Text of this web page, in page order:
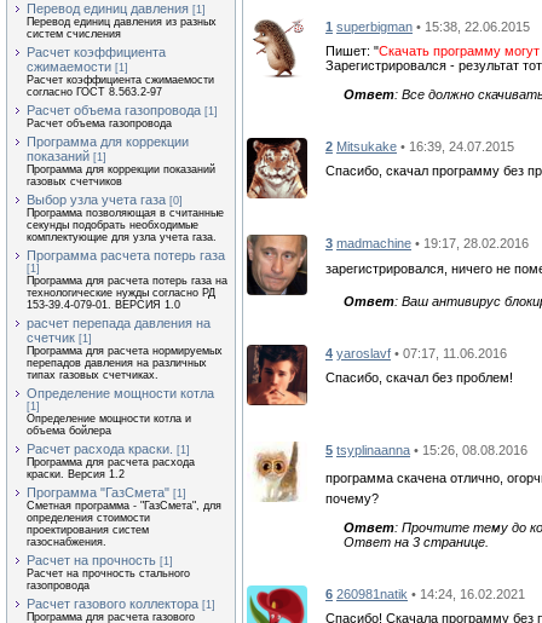
Перевод единиц давления [1]
Перевод единиц давления из разных
систем счисления
Расчет коэффициента
сжимаемости [1]
Расчет коэффициента сжимаемости
согласно ГОСТ 8.563.2-97
Расчет объема газопровода [1]
Расчет объема газопровода
Программа для коррекции
показаний [1]
Программа для коррекции показаний
газовых счетчиков
Выбор узла учета газа [0]
Программа позволяющая в считанные
секунды подобрать необходимые
комплектующие для узла учета газа.
Программа расчета потерь газа
[1]
Программа для расчета потерь газа на
технологические нужды согласно РД
153-39.4-079-01. ВЕРСИЯ 1.0
расчет перепада давления на
счетчик [1]
Программа для расчета нормируемых
перепадов давления на различных
типах газовых счетчиках.
Определение мощности котла
[1]
Определение мощности котла и
объема бойлера
Расчет расхода краски.
[1]
Программа для расчета расхода
краски. Версия 1.2
Программа "ГазСмета" [1]
Сметная программа - "ГазСмета", для
определения стоимости
проектирования систем
газоснабжения.
Расчет на прочность [1]
Расчет на прочность стального
газопровода
Расчет газового коллектора [1]
Программа для расчета газового
1 superbigman • 15:38, 22.06.2015
Пишет: "Скачать программу могут
Зарегистрировался - результат
Ответ: Все должно
2 Mitsukake • 16:39, 24.07.2015
Спасибо, скачал программу без
3 madmachine • 19:17, 28.02.2016
зарегистрировался, ничего не
Ответ: Ваш антивирус
4 yaroslavf • 07:17, 11.06.2016
Спасибо, скачал без проблем!
5 tsyplinaanna • 15:26, 08.08.2016
программа скачена отлично,
почему?
Ответ: Прочтите тему до
Ответ на 3 странице.
6 260981natik • 14:24, 16.02.2021
Спасибо! Скачала программу без